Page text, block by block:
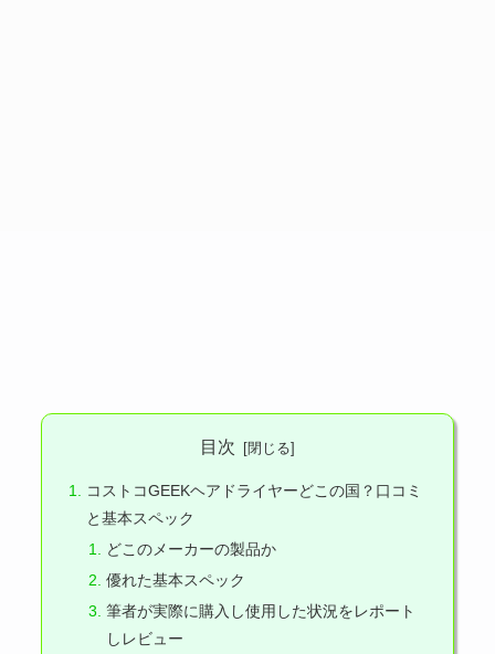
目次
コストコGEEKヘアドライヤーどこの国？口コミ
と基本スペック
どこのメーカーの製品か
優れた基本スペック
筆者が実際に購入し使用した状況をレポート
しレビュー